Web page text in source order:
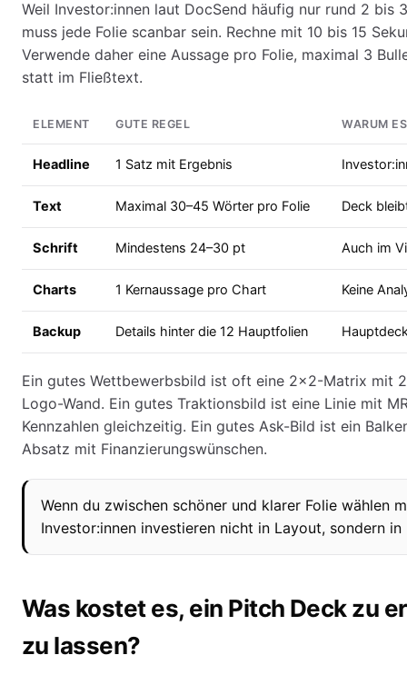
Weil Investor:innen laut DocSend häufig nur rund 2 bis
muss jede Folie scanbar sein. Rechne mit 10 bis 15
Verwende daher eine Aussage pro Folie, maximal 3
statt im Fließtext.
ELEMENT GUTE REGEL WARUM
Headline 1 Satz mit Ergebnis
Text Maximal 30–45 Wörter pro Folie Deck
Schrift Mindestens 24–30 pt Auch im
Charts 1 Kernaussage pro Chart Keine
Backup Details hinter die 12 Hauptfolien
Ein gutes Wettbewerbsbild ist oft eine 2x2-Matrix mit
Logo-Wand. Ein gutes Traktionsbild ist eine Linie mit
Kennzahlen gleichzeitig. Ein gutes Ask-Bild ist ein
Absatz mit Finanzierungswünschen.
Wenn du zwischen schöner und klarer Folie wählen
Investor:innen investieren nicht in Layout, sondern in
Was kostet es, ein Pitch Deck zu
zu lassen?